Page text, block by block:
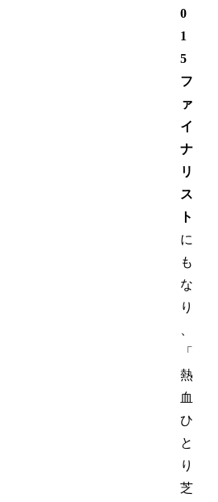
0
1
5
フ
ァ
イ
ナ
リ
ス
ト
に
も
な
り
「
熱
血
ひ
と
り
芝